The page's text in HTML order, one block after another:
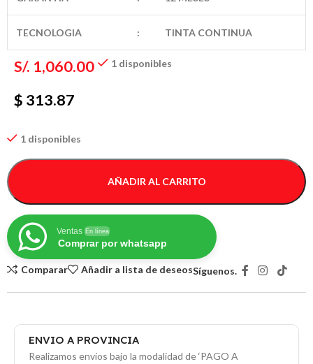
TECNOLOGIA : TINTA CONTINUA
S/. 1,060.00
$ 313.87
1 disponibles
1 disponibles
AÑADIR AL CARRITO
Ventas En línea
Comprar por whatsapp
Comparar Añadir a lista de deseosSíguenos.
ENVIO A PROVINCIA
Realizamos envíos bajo la modalidad de ‘PAGO A